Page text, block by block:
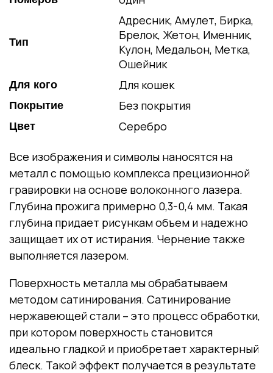
Тип
Адресник, Амулет, Бирка,
Брелок, Жетон, Именник,
Кулон, Медальон, Метка,
Ошейник
Для кого Для кошек
Покрытие Без покрытия
Цвет Серебро
Все изображения и символы наносятся на
металл с помощью комплекса прецизионной
гравировки на основе волоконного лазера.
Глубина прожига примерно 0,3-0,4 мм. Такая
глубина придает рисункам объем и надежно
защищает их от истирания. Чернение также
выполняется лазером.
Поверхность металла мы обрабатываем
методом сатинирования. Сатинирование
нержавеющей стали – это процесс обработки,
при котором поверхность становится
идеально гладкой и приобретает характерный
блеск. Такой эффект получается в результате